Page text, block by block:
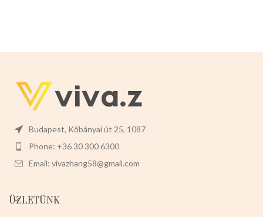
Budapest, Kőbányai út 25, 1087
Phone: +36 30 300 6300
Email: vivazhang58@gmail.com
ÜZLETÜNK